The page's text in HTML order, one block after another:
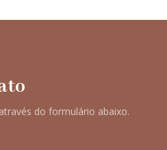
do formulário abaixo.